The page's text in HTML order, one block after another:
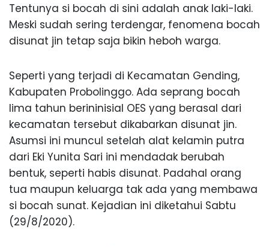
Tentunya si bocah di sini adalah anak laki-laki.
Meski sudah sering terdengar, fenomena bocah
disunat jin tetap saja bikin heboh warga.
Seperti yang terjadi di Kecamatan Gending,
Kabupaten Probolinggo. Ada seprang bocah
lima tahun berininisial OES yang berasal dari
kecamatan tersebut dikabarkan disunat jin.
Asumsi ini muncul setelah alat kelamin putra
dari Eki Yunita Sari ini mendadak berubah
bentuk, seperti habis disunat. Padahal orang
tua maupun keluarga tak ada yang membawa
si bocah sunat. Kejadian ini diketahui Sabtu
(29/8/2020).